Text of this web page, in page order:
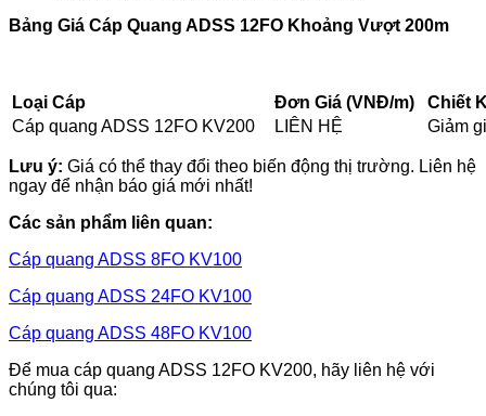
Bảng Giá Cáp Quang ADSS 12FO Khoảng Vượt 200m
Loại Cáp Đơn Giá (VNĐ/m)
Chiết
Cáp quang ADSS 12FO KV200
LIÊN HỆ Giảm
Lưu ý: Giá có thể thay đổi theo biến động thị trường. Liên hệ
ngay để nhận báo giá mới nhất!
Các sản phẩm liên quan:
Cáp quang ADSS 8FO KV100
Cáp quang ADSS 24FO KV100
Cáp quang ADSS 48FO KV100
Để mua cáp quang ADSS 12FO KV200, hãy liên hệ với
chúng tôi qua: